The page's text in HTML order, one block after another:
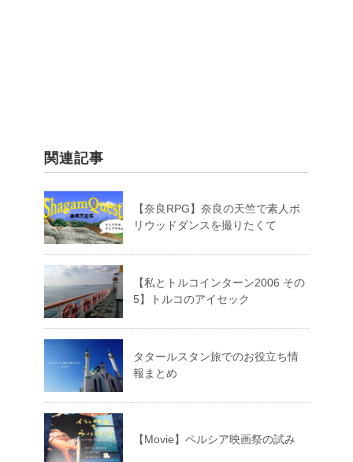
関連記事
【奈良RPG】奈良の天竺で素人ボ
リウッドダンスを撮りたくて
【私とトルコインターン2006 その
5】トルコのアイセック
タタールスタン旅でのお役立ち情
報まとめ
【Movie】ペルシア映画祭の試み